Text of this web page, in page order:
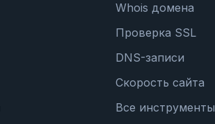
Whois домена
Проверка SSL
DNS-записи
Скорость сайта
Все инструменты